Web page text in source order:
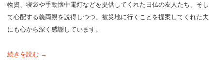
物資、寝袋や手動懐中電灯などを提供してくれた日仏の友人たち、そし
て心配する義両親を説得しつつ、被災地に行くことを提案してくれた夫
にも心から深く感謝しています。
続きを読む →